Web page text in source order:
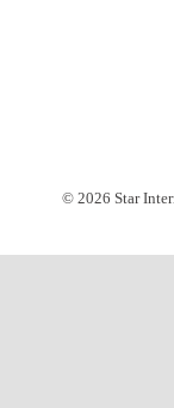
© 2026 Star